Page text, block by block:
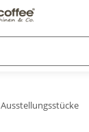
Ausstellungsstücke